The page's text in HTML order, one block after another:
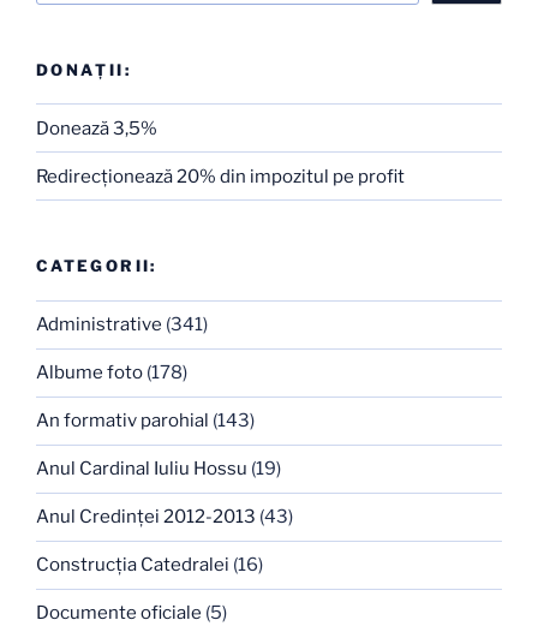
DONAȚII:
Donează 3,5%
Redirecţionează 20% din impozitul pe profit
CATEGORII:
Administrative (341)
Albume foto (178)
An formativ parohial (143)
Anul Cardinal Iuliu Hossu (19)
Anul Credinţei 2012-2013 (43)
Construcţia Catedralei (16)
Documente oficiale (5)